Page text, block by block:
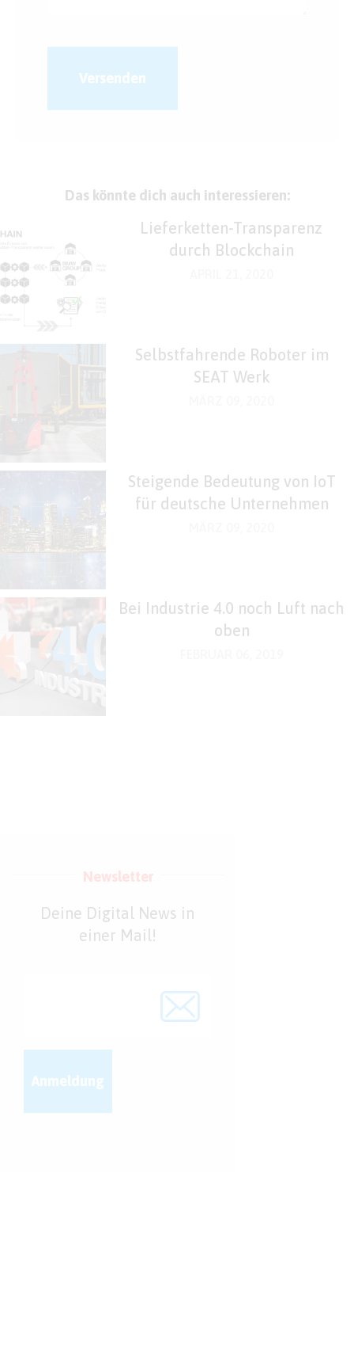
Versenden
Das könnte dich auch interessieren:
Lieferketten-Transparenz
durch Blockchain
Selbstfahrende Roboter im
SEAT Werk
Steigende Bedeutung von IoT
für deutsche Unternehmen
Bei Industrie 4.0 noch Luft nach
oben
Newsletter
Deine Digital News in
einer Mail!
Anmeldung